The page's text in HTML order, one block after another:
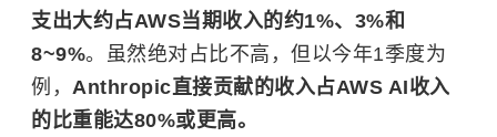
支出大约占AWS当期收入的约1%、3%和
8~9%。虽然绝对占比不高，但以今年1季度为
例， Anthropic直接贡献的收入占AWS AI收入
的比重能达80%或更高。